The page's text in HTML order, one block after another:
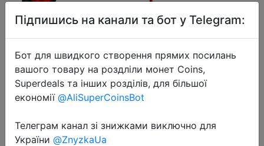
2018-11-05
Підпишись на канали та бот у Telegram:
Бот для швидкого створення прямих посилань
вашого товару на роздліли монет Coins,
Superdeals та інших розділів, для більшої
економії @AliSuperCoinsBot
Телеграм канал зі знижками виключно для
України @ZnyzkaUa